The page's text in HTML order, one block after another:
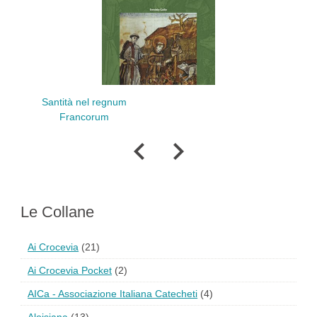
Le Collane
Ai Crocevia (21)
Ai Crocevia Pocket (2)
AICa - Associazione Italiana Catecheti (4)